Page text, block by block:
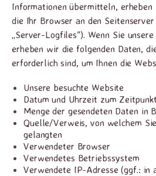
Informationen übermitteln, erheben
die Ihr Browser an den
„Server-Logfiles“). Wenn Sie
erheben wir die folgenden Daten,
erforderlich sind, um Ihnen die
Unsere besuchte Website
Datum und Uhrzeit zum
Menge der gesendeten Daten in
Quelle/Verweis, von welchem
gelangten
Verwendeter Browser
Verwendetes Betriebssystem
Verwendete IP-Adresse (ggf.: in